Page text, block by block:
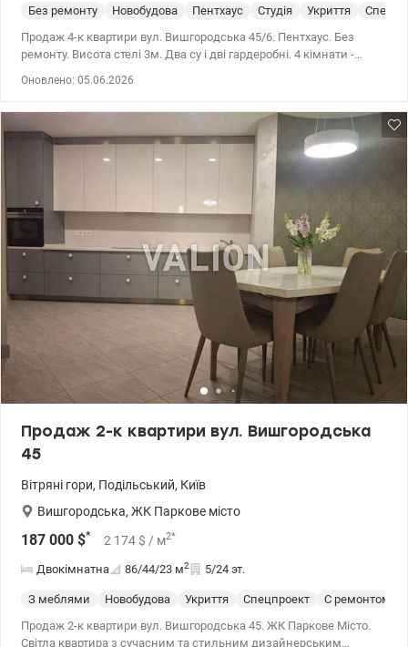
Без ремонту Новобудова Пентхаус Студія Укриття
Продаж 4-к квартири вул. Вишгородська 45/6. Пентхаус. Без
ремонту. Висота стелі 3м. Два су і дві гардеробні. 4 кімнати -
Оновлено: 05.06.2026
Продаж 2-к квартири вул. Вишгородська
45
Вітряні гори, Подільський, Київ
Вишгородська, ЖК Паркове місто
187 000 $* 2 174 $ / м2*
Двокімнатна 86/44/23 м2 5/24 эт.
З меблями Новобудова Укриття Спецпроект
С ремонтом
Продаж 2-к квартири вул. Вишгородська 45. ЖК Паркове Місто.
Світла квартира з сучасним та стильним дизайнерським